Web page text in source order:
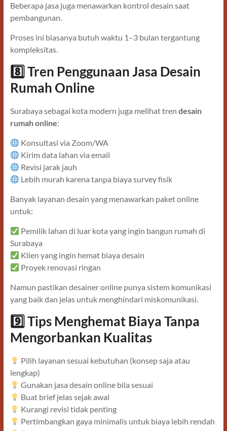
Beberapa jasa juga menawarkan kontrol desain saat
pembangunan.
Proses ini biasanya butuh waktu 1–3 bulan tergantung
kompleksitas.
8️Tren Penggunaan Jasa Desain
Rumah Online
Surabaya sebagai kota modern juga melihat tren desain
rumah online:
Konsultasi via Zoom/WA
Kirim data lahan via email
Revisi jarak jauh
Lebih murah karena tanpa biaya survey fisik
Banyak layanan desain yang menawarkan paket online
untuk:
Pemilik lahan di luar kota yang ingin bangun rumah di
Surabaya
Klien yang ingin hemat biaya desain
Proyek renovasi ringan
Namun pastikan desainer online punya sistem komunikasi
yang baik dan jelas untuk menghindari miskomunikasi.
9️Tips Menghemat Biaya Tanpa
Mengorbankan Kualitas
Pilih layanan sesuai kebutuhan (konsep saja atau
lengkap)
Gunakan jasa desain online bila sesuai
Buat brief jelas sejak awal
Kurangi revisi tidak penting
Pertimbangkan gaya minimalis untuk biaya lebih rendah